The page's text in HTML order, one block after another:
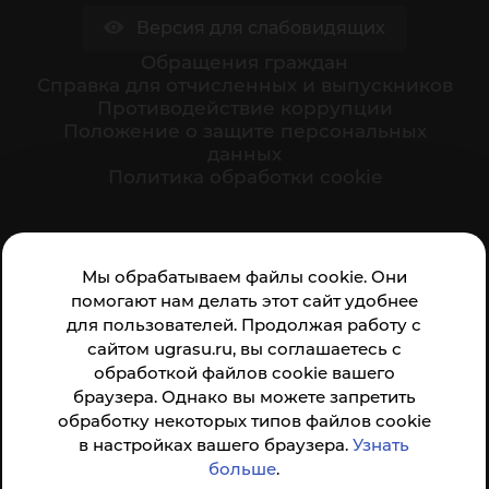
Мы обрабатываем файлы cookie. Они
помогают нам делать этот сайт удобнее
для пользователей. Продолжая работу с
сайтом ugrasu.ru, вы соглашаетесь с
обработкой файлов cookie вашего
браузера. Однако вы можете запретить
обработку некоторых типов файлов cookie
в настройках вашего браузера.Узнать
больше.
организации:
Анкета доступна по QR-коду, а так же по прямой
ссылке